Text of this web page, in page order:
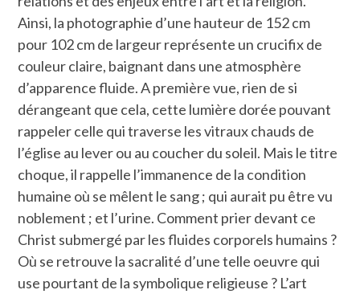
Ainsi, la photographie d’une hauteur de 152 cm
pour 102 cm de largeur représente un crucifix de
couleur claire, baignant dans une atmosphère
d’apparence fluide. A première vue, rien de si
dérangeant que cela, cette lumière dorée pouvant
rappeler celle qui traverse les vitraux chauds de
l’église au lever ou au coucher du soleil. Mais le titre
choque, il rappelle l’immanence de la condition
humaine où se mêlent le sang ; qui aurait pu être vu
noblement ; et l’urine. Comment prier devant ce
Christ submergé par les fluides corporels humains ?
Où se retrouve la sacralité d’une telle oeuvre qui
use pourtant de la symbolique religieuse ? L’art